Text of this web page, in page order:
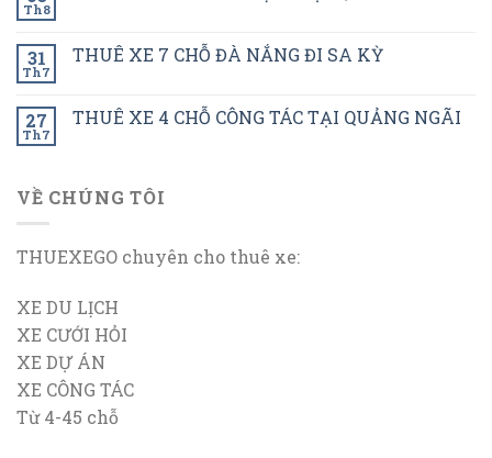
Th8
31
Th7
THUÊ XE 7 CHỖ ĐÀ NẮNG ĐI SA KỲ
27
Th7
THUÊ XE 4 CHỖ CÔNG TÁC TẠI QUẢNG NGÃI
VỀ CHÚNG TÔI
THUEXEGO chuyên cho thuê xe:
XE DU LỊCH
XE CƯỚI HỎI
XE DỰ ÁN
XE CÔNG TÁC
Từ 4-45 chỗ